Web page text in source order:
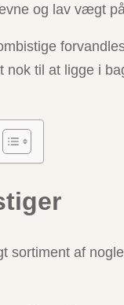
og lav vægt
nok til at ligge i
sortiment af